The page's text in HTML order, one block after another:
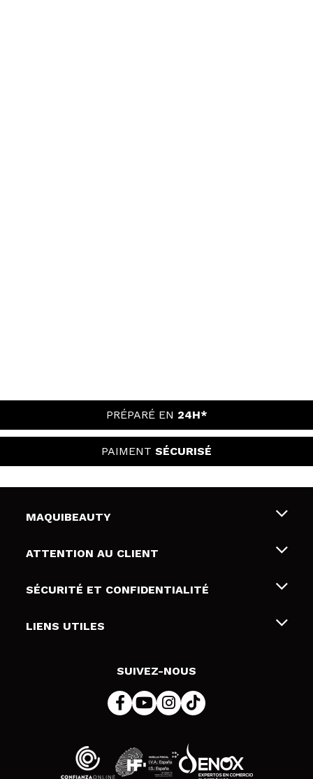
PRÉPARÉ EN 24H*
PAIMENT SÉCURISÉ
MAQUIBEAUTY
Qui sommes nous
Cartes-cadeaux
ATTENTION AU CLIENT
Livraison & retour
Modes de paiement
SÉCURITÉ ET CONFIDENTIALITÉ
Conditions et confidentialité
LIENS UTILES
SUIVEZ-NOUS